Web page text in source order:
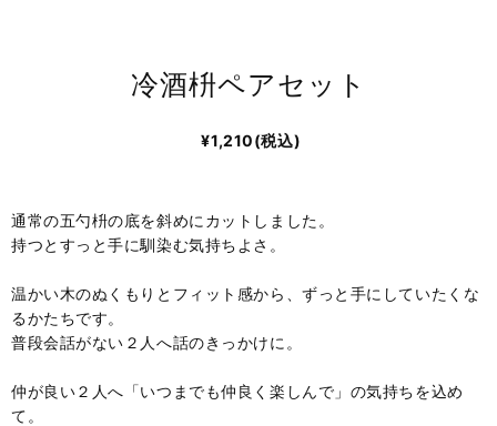
冷酒枡ペアセット
¥1,210(税込)
通常の五勺枡の底を斜めにカットしました。
持つとすっと手に馴染む気持ちよさ。
温かい木のぬくもりとフィット感から、ずっと手にしていたくな
るかたちです。
普段会話がない２人へ話のきっかけに。
仲が良い２人へ「いつまでも仲良く楽しんで」の気持ちを込め
て。